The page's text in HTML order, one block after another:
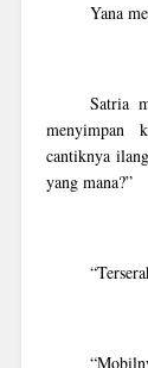
Yana
Satria
menyimpan
cantiknya
yang mana?”